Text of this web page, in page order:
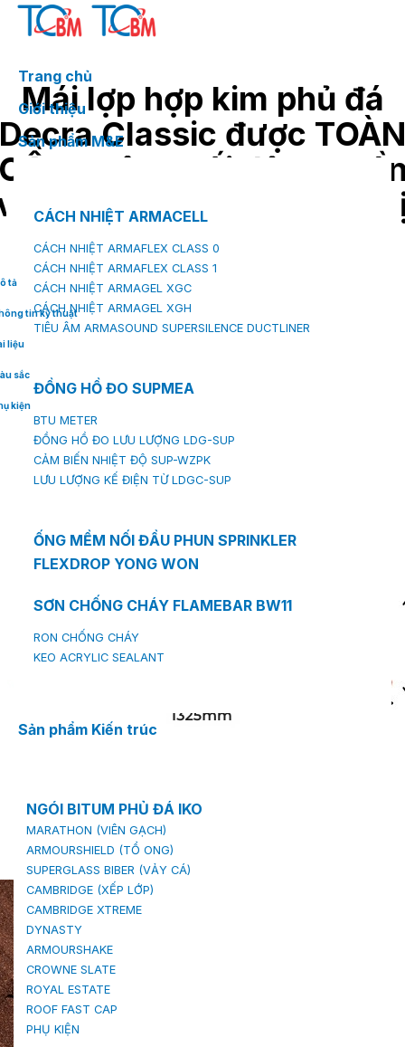
Skip
Trang chủ
Giới thiệu
Sản phẩm M&E
CÁCH NHIỆT ARMACELL
CÁCH NHIỆT ARMAFLEX CLASS 0
CÁCH NHIỆT ARMAFLEX CLASS 1
CÁCH NHIỆT ARMAGEL XGC
CÁCH NHIỆT ARMAGEL XGH
TIÊU ÂM ARMASOUND SUPERSILENCE DUCTLINER
ĐỒNG HỒ ĐO SUPMEA
BTU METER
ĐỒNG HỒ ĐO LƯU LƯỢNG LDG-SUP
CẢM BIẾN NHIỆT ĐỘ SUP-WZPK
LƯU LƯỢNG KẾ ĐIỆN TỪ LDGC-SUP
ỐNG MỀM NỐI ĐẦU PHUN SPRINKLER
FLEXDROP YONG WON
SƠN CHỐNG CHÁY FLAMEBAR BW11
RON CHỐNG CHÁY
KEO ACRYLIC SEALANT
Sản phẩm Kiến trúc
NGÓI BITUM PHỦ ĐÁ IKO
MARATHON (VIÊN GẠCH)
ARMOURSHIELD (TỔ ONG)
SUPERGLASS BIBER (VẢY CÁ)
CAMBRIDGE (XẾP LỚP)
CAMBRIDGE XTREME
DYNASTY
ARMOURSHAKE
CROWNE SLATE
ROYAL ESTATE
ROOF FAST CAP
PHỤ KIỆN
Mái lợp hợp kim phủ đá
Decra Classic được TOÀN
phân phối độc
tiếp thị sản phẩm tại
trường Việt Nam
tả
tin kỹ thuật
liệu
sắc
kiện